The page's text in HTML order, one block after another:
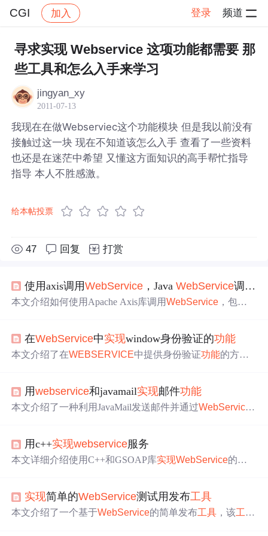
CGI 加入 登录 频道
社区 CGI 帖子详情
寻求实现 Webservice 这项功能都需要 那
些工具和怎么入手来学习
jingyan_xy
2011-07-13
我现在在做Webserviec这个功能模块 但是我以前没有
接触过这一块 现在不知道该怎么入手 查看了一些资料
也还是在迷茫中希望 又懂这方面知识的高手帮忙指导
指导 本人不胜感激。
给本帖投票
47 回复 打赏
使用axis调用WebService ，JavaWebService调用
本文介绍如何使用Apache Axis库调用WebService ，包括
在WebService中实现window身份验证的功能
本文介绍了在WEBSERVICE中提供身份验证功能的方
RVICE，修改生成的代理类，在构造函数里添加身份信
息，重编译即可实现身份验证，此方法也适用于其他WEB
用webservice和javamail实现邮件功能
本文介绍了一种利用JavaMail发送邮件并通过WebService
WebService，并解决了在Linux环境下SMTP验证的问题。
用c++实现webservice服务
本文详细介绍使用C++和GSOAP库实现WebService的过
实现简单的WebService测试用发布工具
本文介绍了一个基于WebService的简单发布工具 ，该工具